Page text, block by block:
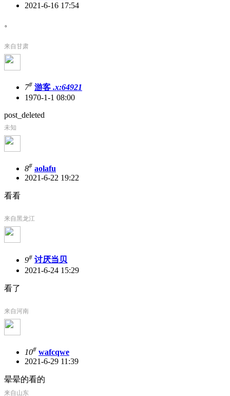
2021-6-16 17:54
。
来自甘肃
7# 游客 .x:64921
1970-1-1 08:00
post_deleted
未知
8# aolafu
2021-6-22 19:22
看看
来自黑龙江
9# 讨厌当贝
2021-6-24 15:29
看了
来自河南
10# wafcqwe
2021-6-29 11:39
晕晕的看的
来自山东